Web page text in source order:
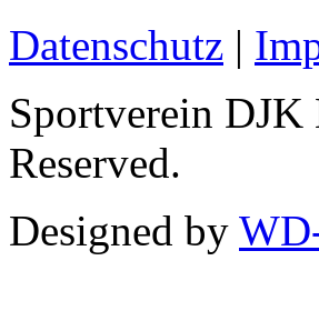
Datenschutz |
Sportverein
Reserved.
Designed by